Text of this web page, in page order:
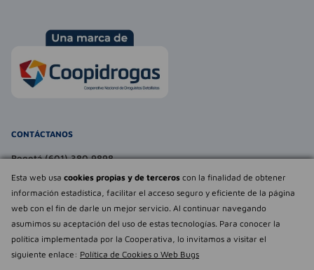
Esta web usa cookies propias y de terceros con la finalidad de obtener
información estadística, facilitar el acceso seguro y eficiente de la página
web con el fin de darle un mejor servicio. Al continuar navegando
asumimos su aceptación del uso de estas tecnologías. Para conocer la
política implementada por la Cooperativa, lo invitamos a visitar el
siguiente enlace: Política de Cookies o Web Bugs
Déjanos tu
opinión
CONTÁCTANOS
Bogotá (601) 380 9898
atencionalcliente@farmaexpress.com
TE PUEDE INTERESAR
NOSOTROS
Empowered by